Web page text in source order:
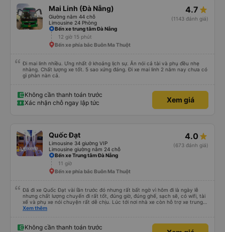
Mai Linh (Đà Nẵng)
Giường nằm 44 chỗ
Limousine 24 Phòng
4.7
(1143 đánh giá)
Bến xe trung tâm Đà Nẵng
12 giờ 15 phút
Bến xe phía bắc Buôn Ma Thuột
Đi mai linh nhiều. Ưng nhất ở khoảng lịch sự. Ăn nói cả tài và phụ đều nhẹ
nhàng. Chất lượng xe tốt. 5 sao xứng đáng. Đi xe mai linh 2 năm nay chưa có
gì phàn nàn cả.
Không cần thanh toán trước
Xác nhận chỗ ngay lập tức
Xem giá
Quốc Đạt
Limousine 34 giường VIP
Limousine giường nằm 24 chỗ
4.0
(673 đánh giá)
Bến xe Trung tâm Đà Nẵng
11 giờ
Bến xe phía bắc Buôn Ma Thuột
Đã đi xe Quốc Đạt vài lần trước đó nhưng rất bất ngờ vì hôm đi là ngày lễ
nhưng chất lượng chuyến đi rất tốt, đúng giờ, đúng ghế, sạch sẽ, có wifi, tài
xế và phụ xe nói chuyện rất dễ chịu. Lúc tới nơi nhà xe còn hỗ trợ xe trung
chuyển tới tận nhà. 10đ cho nhà xe, hy vọng nhà xe duy trì được chất lượng
Xem thêm
Không cần thanh toán trước